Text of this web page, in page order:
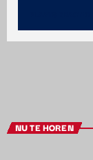
NU TE HOREN